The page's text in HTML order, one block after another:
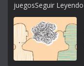
juegosSeguir Leyendo